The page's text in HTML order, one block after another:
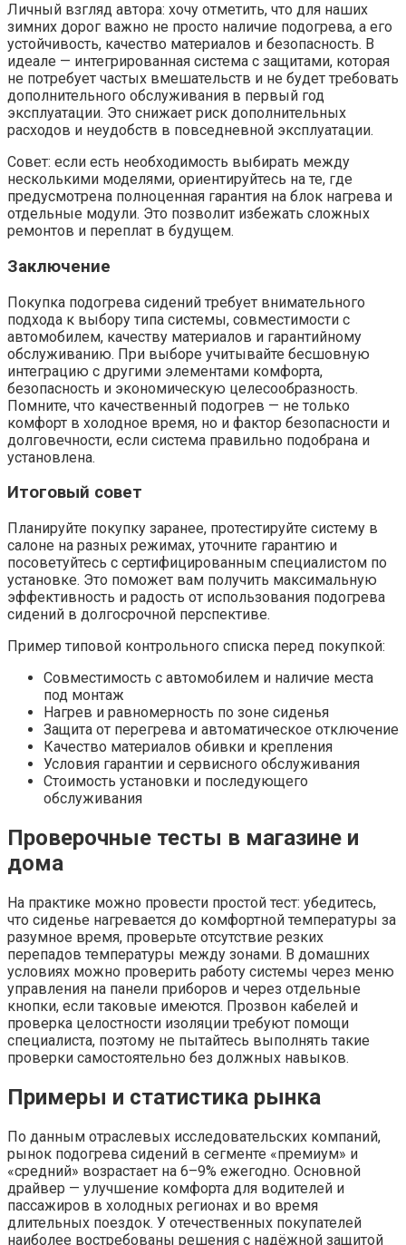
Личный взгляд автора: хочу отметить, что для наших
зимних дорог важно не просто наличие подогрева, а его
устойчивость, качество материалов и безопасность. В
идеале — интегрированная система с защитами, которая
не потребует частых вмешательств и не будет требовать
дополнительного обслуживания в первый год
эксплуатации. Это снижает риск дополнительных
расходов и неудобств в повседневной эксплуатации.
Совет: если есть необходимость выбирать между
несколькими моделями, ориентируйтесь на те, где
предусмотрена полноценная гарантия на блок нагрева и
отдельные модули. Это позволит избежать сложных
ремонтов и переплат в будущем.
Заключение
Покупка подогрева сидений требует внимательного
подхода к выбору типа системы, совместимости с
автомобилем, качеству материалов и гарантийному
обслуживанию. При выборе учитывайте бесшовную
интеграцию с другими элементами комфорта,
безопасность и экономическую целесообразность.
Помните, что качественный подогрев — не только
комфорт в холодное время, но и фактор безопасности и
долговечности, если система правильно подобрана и
установлена.
Итоговый совет
Планируйте покупку заранее, протестируйте систему в
салоне на разных режимах, уточните гарантию и
посоветуйтесь с сертифицированным специалистом по
установке. Это поможет вам получить максимальную
эффективность и радость от использования подогрева
сидений в долгосрочной перспективе.
Пример типовой контрольного списка перед покупкой:
Совместимость с автомобилем и наличие места
под монтаж
Нагрев и равномерность по зоне сиденья
Защита от перегрева и автоматическое отключение
Качество материалов обивки и крепления
Условия гарантии и сервисного обслуживания
Стоимость установки и последующего
обслуживания
Проверочные тесты в магазине и
дома
На практике можно провести простой тест: убедитесь,
что сиденье нагревается до комфортной температуры за
разумное время, проверьте отсутствие резких
перепадов температуры между зонами. В домашних
условиях можно проверить работу системы через меню
управления на панели приборов и через отдельные
кнопки, если таковые имеются. Прозвон кабелей и
проверка целостности изоляции требуют помощи
специалиста, поэтому не пытайтесь выполнять такие
проверки самостоятельно без должных навыков.
Примеры и статистика рынка
По данным отраслевых исследовательских компаний,
рынок подогрева сидений в сегменте «премиум» и
«средний» возрастает на 6–9% ежегодно. Основной
драйвер — улучшение комфорта для водителей и
пассажиров в холодных регионах и во время
длительных поездок. У отечественных покупателей
наиболее востребованы решения с надёжной защитой